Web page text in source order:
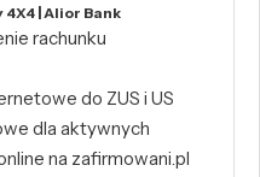
| Alior Bank
rachunku
do ZUS i US
dla aktywnych
na zafirmowani.pl